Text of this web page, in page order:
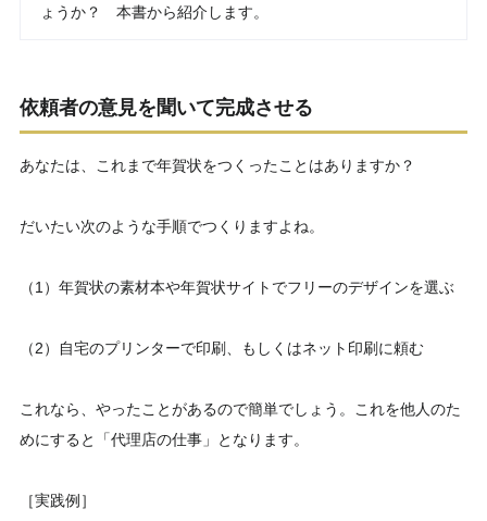
ょうか？ 本書から紹介します。
依頼者の意見を聞いて完成させる
あなたは、これまで年賀状をつくったことはありますか？
だいたい次のような手順でつくりますよね。
（1）年賀状の素材本や年賀状サイトでフリーのデザインを選ぶ
（2）自宅のプリンターで印刷、もしくはネット印刷に頼む
これなら、やったことがあるので簡単でしょう。これを他人のた
めにすると「代理店の仕事」となります。
［実践例］